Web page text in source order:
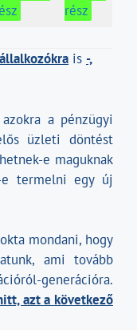
rész
is -,
a pénzügyi
üzleti döntést
e maguknak
termelni egy új
mondani, hogy
ami tovább
generációra.
azt a következő